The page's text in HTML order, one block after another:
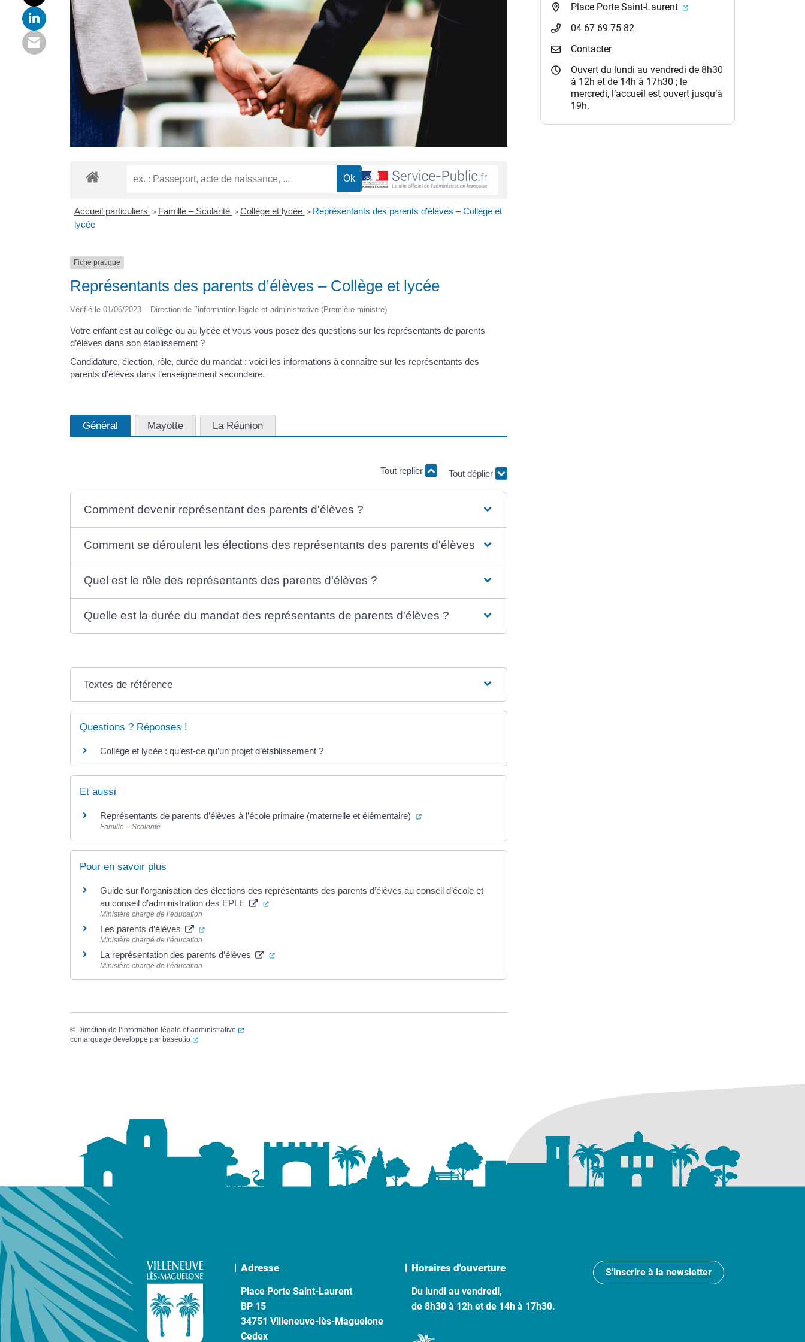
Accueil particuliers > Famille – Scolarité > Collège et lycée > Représentants des parents d’élèves – Collège et
lycée
Fiche pratique
Représentants des parents d’élèves – Collège et lycée
Vérifié le 01/06/2023 – Direction de l’information légale et administrative (Première ministre)
Votre enfant est au collège ou au lycée et vous vous posez des questions sur les représentants de parents
d’élèves dans son établissement ?
Candidature, élection, rôle, durée du mandat : voici les informations à connaître sur les représentants des
parents d’élèves dans l’enseignement secondaire.
Général Mayotte La Réunion
Tout replier
Tout déplier
Comment devenir représentant des parents d'élèves ?
Comment se déroulent les élections des représentants des parents d'élèves ?
Quel est le rôle des représentants des parents d'élèves ?
Quelle est la durée du mandat des représentants de parents d'élèves ?
Textes de référence
Questions ? Réponses !
Collège et lycée : qu’est-ce qu’un projet d’établissement ?
Et aussi
Représentants de parents d’élèves à l’école primaire (maternelle et élémentaire) (ouverture dans un nouvel onglet)
Famille – Scolarité
Pour en savoir plus
Guide sur l’organisation des élections des représentants des parents d’élèves au conseil d’école et
au conseil d’administration des EPLE
(ouverture dans un nouvel onglet)
Ministère chargé de l’éducation
Les parents d’élèves (ouverture dans un nouvel onglet)
Ministère chargé de l’éducation
La représentation des parents d’élèves (ouverture dans un nouvel onglet)
Ministère chargé de l’éducation
© Direction de l’information légale et administrative
(ouverture dans un nouvel onglet)
comarquage developpé par baseo.io (ouverture dans un nouvel onglet)
Place Porte Saint-Laurent
(ouverture dans un nouvel
04 67 69 75 82
Contacter
Ouvert du lundi au vendredi de 8h30
à 12h et de 14h à 17h30 ; le
mercredi, l’accueil est ouvert jusqu’à
19h.
Adresse
Place Porte Saint-Laurent
BP 15
34751 Villeneuve-lès-Maguelone
Cedex
Horaires d'ouverture
Du lundi au vendredi,
de 8h30 à 12h et de 14h à 17h30.
S'inscrire à la newsletter